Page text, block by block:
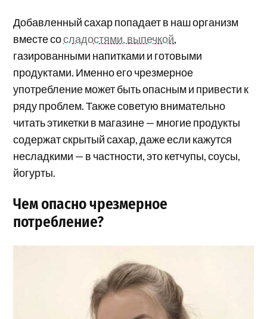
Добавленный сахар попадает в наш организм
вместе сосладостями, выпечкой,
газированными напитками и готовыми
продуктами. Именно его чрезмерное
употребление может быть опасным и привести к
ряду проблем. Также советую внимательно
читать этикетки в магазине — многие продукты
содержат скрытый сахар, даже если кажутся
несладкими — в частности, это кетчупы, соусы,
йогурты.
Чем опасно чрезмерное
потребление?